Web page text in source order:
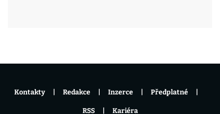
Kontakty Redakce Inzerce Předplatné
RSS Kariéra